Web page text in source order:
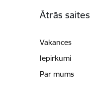
Ātrās saites
Vakances
Iepirkumi
Par mums